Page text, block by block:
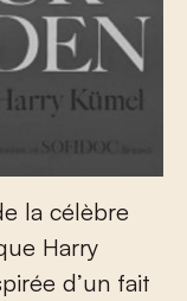
la célèbre
Harry
d’un fait